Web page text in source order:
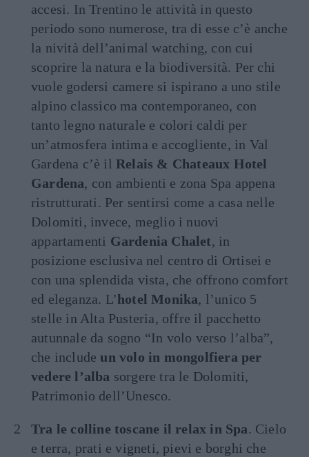
accesi. In Trentino le attività in questo
periodo sono numerose, tra di esse c’è anche
la nività dell’animal watching, con cui
scoprire la natura e la biodiversità. Per chi
vuole godersi camere si ispirano a uno stile
alpino classico ma contemporaneo, con
tanto legno naturale e colori caldi per
un’atmosfera intima e accogliente, in Val
Gardena c’è il Relais & Chateaux Hotel
Gardena, con ambienti e zona Spa appena
ristrutturati. Per sentirsi come a casa nelle
Dolomiti, invece, meglio i nuovi
appartamenti Gardenia Chalet, in
posizione esclusiva nel centro di Ortisei e
con una splendida vista, che offrono comfort
ed eleganza. L’hotel Monika, l’unico 5
stelle in Alta Pusteria, offre il pacchetto
autunnale da sogno “In volo verso l’alba”,
che includeun volo in mongolfiera per
vedere l’alba sorgere tra le Dolomiti,
Patrimonio dell’Unesco.
Tra le colline toscane il relax in Spa. Cielo
e terra, prati e vigneti, pievi e borghi che